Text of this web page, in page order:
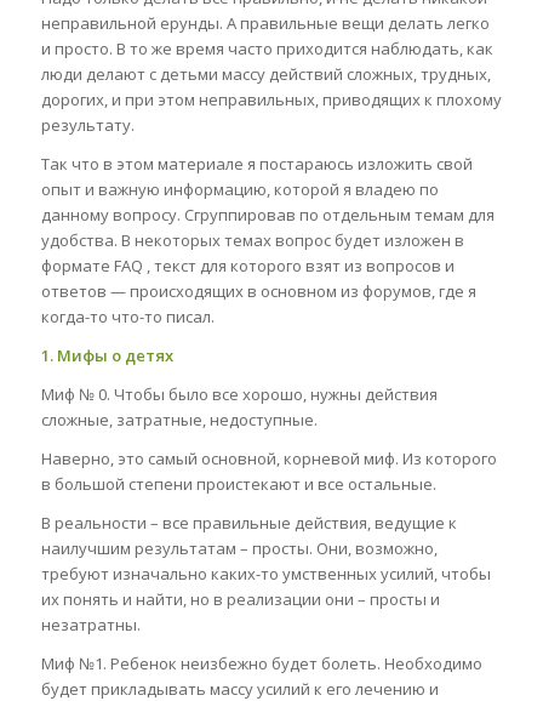
неправильной ерунды. А правильные вещи делать легко
и просто. В то же время часто приходится наблюдать, как
люди делают с детьми массу действий сложных, трудных,
дорогих, и при этом неправильных, приводящих к плохому
результату.
Так что в этом материале я постараюсь изложить свой
опыт и важную информацию, которой я владею по
данному вопросу. Сгруппировав по отдельным темам для
удобства. В некоторых темах вопрос будет изложен в
формате FAQ , текст для которого взят из вопросов и
ответов — происходящих в основном из форумов, где я
когда-то что-то писал.
1. Мифы о детях
Миф № 0. Чтобы было все хорошо, нужны действия
сложные, затратные, недоступные.
Наверно, это самый основной, корневой миф. Из которого
в большой степени проистекают и все остальные.
В реальности – все правильные действия, ведущие к
наилучшим результатам – просты. Они, возможно,
требуют изначально каких-то умственных усилий, чтобы
их понять и найти, но в реализации они – просты и
незатратны.
Миф №1. Ребенок неизбежно будет болеть. Необходимо
будет прикладывать массу усилий к его лечению и